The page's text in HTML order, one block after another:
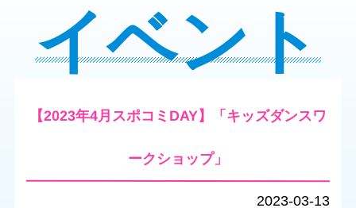
イベント
【2023年4月スポコミDAY】「キッズダンスワ
ークショップ」
2023-03-13